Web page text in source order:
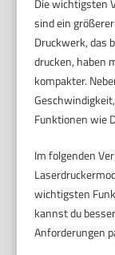
sind ein
Druckwerk, das
drucken, haben
kompakter.
Funktionen wie
Im folgenden
wichtigsten
kannst du
Anforderungen